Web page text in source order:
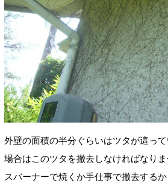
外壁の面積の半分ぐらいはツタが這っ
場合はこのツタを撤去しなければなり
スバーナーで焼くか手仕事で撤去する